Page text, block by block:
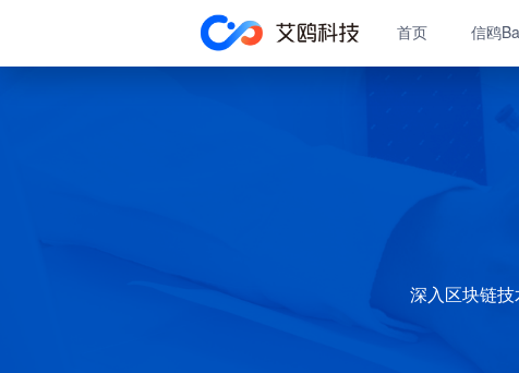
首页 信鸥
深入区块链